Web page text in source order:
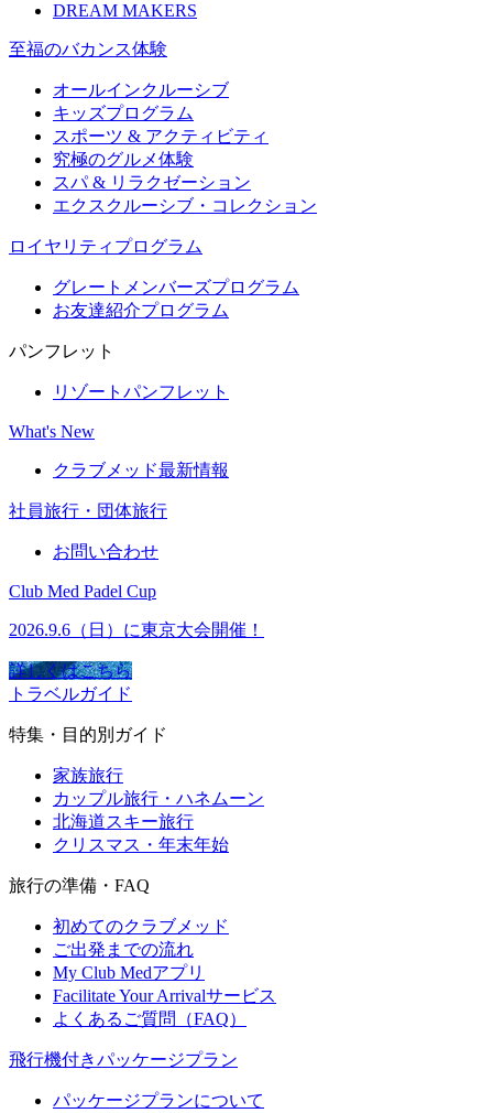
DREAM MAKERS
至福のバカンス体験
オールインクルーシブ
キッズプログラム
スポーツ & アクティビティ​
究極のグルメ体験
スパ & リラクゼーション
エクスクルーシブ・コレクション
ロイヤリティプログラム
グレートメンバーズプログラム
お友達紹介プログラム
パンフレット
リゾートパンフレット
What's New
クラブメッド最新情報
社員旅行・団体旅行
お問い合わせ
Club Med Padel Cup
2026.9.6（日）に東京大会開催！
詳しくはこちら
トラベルガイド
特集・目的別ガイド
家族旅行
カップル旅行・ハネムーン
北海道スキー旅行
クリスマス・年末年始
旅行の準備・FAQ
初めてのクラブメッド
ご出発までの流れ
My Club Medアプリ
Facilitate Your Arrivalサービス
よくあるご質問（FAQ）
飛行機付きパッケージプラン
パッケージプランについて